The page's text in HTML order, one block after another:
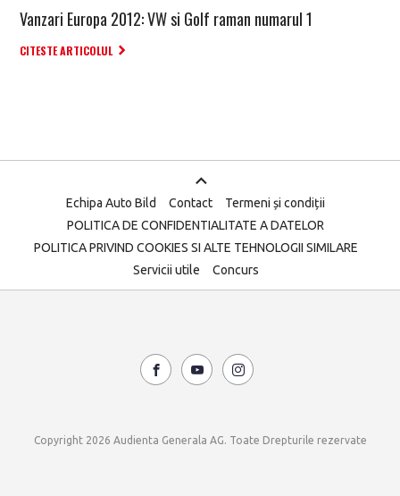
Vanzari Europa 2012: VW si Golf raman numarul 1
CITESTE ARTICOLUL
Echipa Auto Bild Contact
Termeni și condiții
POLITICA DE CONFIDENTIALITATE A DATELOR
POLITICA PRIVIND COOKIES SI ALTE TEHNOLOGII SIMILARE
Servicii utile
Concurs
Copyright 2026 Audienta Generala AG. Toate Drepturile rezervate